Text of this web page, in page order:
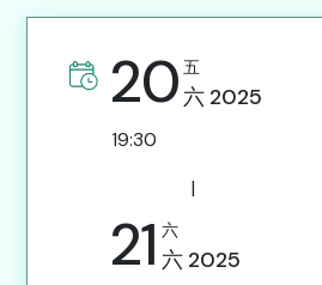
20 五
六 2025
19:30
|
21 六
六 2025